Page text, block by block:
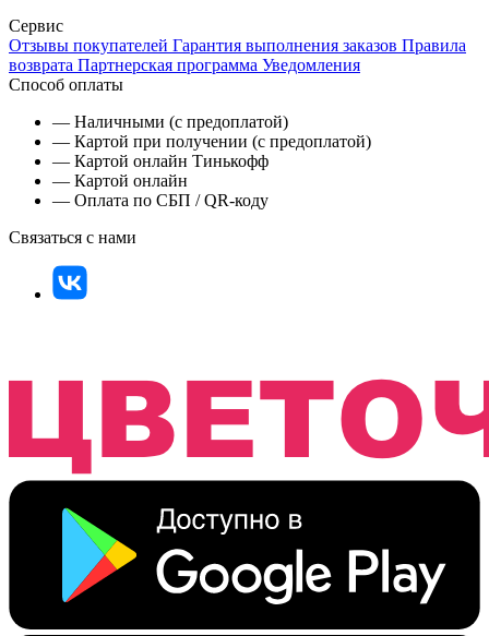
Сервис
Отзывы покупателей Гарантия выполнения заказов Правила
возврата Партнерская программа Уведомления
Способ оплаты
— Наличными (с предоплатой)
— Картой при получении (с предоплатой)
— Картой онлайн Тинькофф
— Картой онлайн
— Оплата по СБП / QR-коду
Связаться с нами